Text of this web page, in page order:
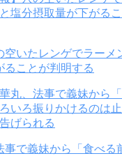
空いたレンゲでラーメ
ることが判明する
事で義妹から「食べる